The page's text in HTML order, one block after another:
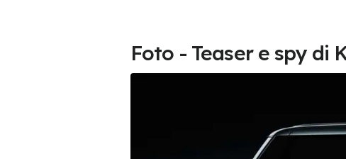
Foto - Teaser e spy di